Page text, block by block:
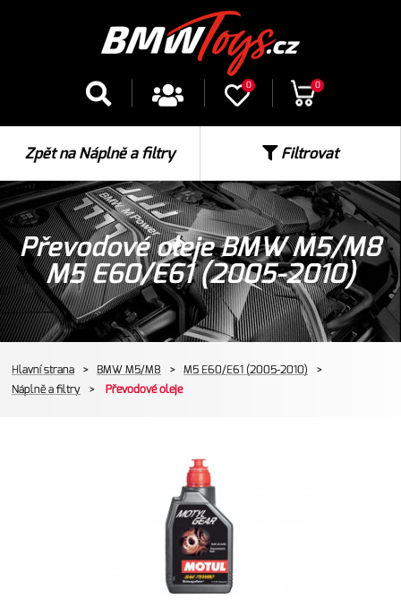
0 0
Zpět na Náplně a filtry Filtrovat
Převodové oleje BMW M5/M8
M5 E60/E61 (2005-2010)
Hlavní strana > BMW M5/M8 > M5 E60/E61 (2005-2010)
>
Náplně a filtry
> Převodové oleje